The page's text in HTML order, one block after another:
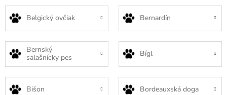
Belgický ovčiak Bernardín
Bernský
salašnícky pes
Bígl
Bišon Bordeauxská doga